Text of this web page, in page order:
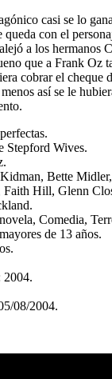
casi se lo
queda con el
a los hermanos
que a Frank Oz
cobrar el cheque
así se le
Stepford Wives.
Bette
Faith Hill, Glenn
Comedia,
de 13 años.
2004.
08/2004.